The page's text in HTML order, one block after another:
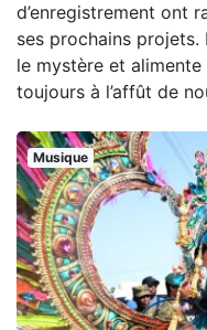
d’enregistrement ont
ses prochains
le mystère et alimente
toujours à l’affût de
Musique